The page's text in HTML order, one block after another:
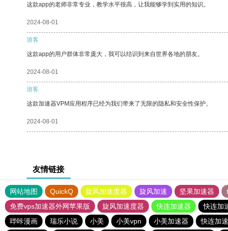
这款app的老师非常专业，教学水平很高，让我能够学到实用的知识。
2024-08-01
游客
这款app的用户群体非常庞大，我可以结识到来自世界各地的朋友。
2024-08-01
游客
这款加速器VPM应用程序已经为我们带来了无限的隐私和安全性保护。
2024-08-01
友情链接
网站地图 QuickQ 旋风加速度器 旋风加速 坚果加速器
免费vps加速器外网苹果版
旋风加速度器 快连加速器 快连加
哔咔漫画
瑞乐小说 小美 小美vpn 小美加速器 快连加